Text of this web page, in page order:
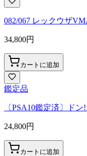
082/067 レックウザ
34,800円
カートに追加
鑑定品
〔PSA10鑑定済〕ド
24,800円
カートに追加